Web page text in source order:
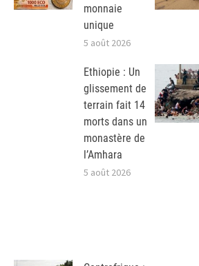
monnaie
unique
5 août 2026
Ethiopie : Un
glissement de
terrain fait 14
morts dans un
monastère de
l’Amhara
5 août 2026